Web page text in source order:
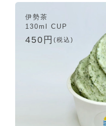
伊勢茶
130ml CUP
450円 (税込)